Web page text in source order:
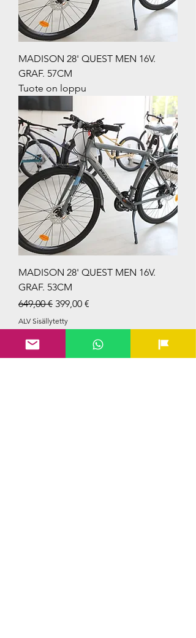
MADISON 28' QUEST MEN 16V.
GRAF. 57CM
Tuote on loppu
MADISON 28' QUEST MEN 16V.
GRAF. 53CM
Normaali hinta
649,00 € Alehinta
399,00 €
ALV Sisällytetty